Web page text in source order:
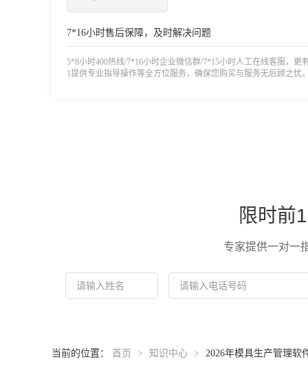
7*16小时售后保障，及时解决问题
5*8小时400热线/7*16小时企业微信群/7*15小时人工在线客服，更
1提供专业指导操作等全方位服务，确保您购买与服务无后顾之忧
限时前
专家提供一对一
当前的位置： 首页 > 知识中心 > 2026年模具生产管理软